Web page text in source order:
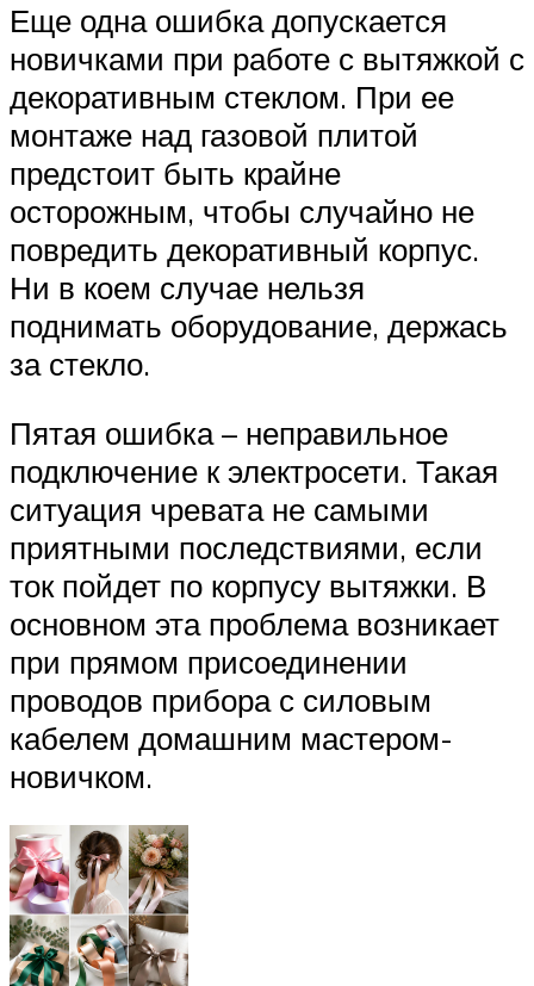
Еще одна ошибка допускается
новичками при работе с вытяжкой с
декоративным стеклом. При ее
монтаже над газовой плитой
предстоит быть крайне
осторожным, чтобы случайно не
повредить декоративный корпус.
Ни в коем случае нельзя
поднимать оборудование, держась
за стекло.
Пятая ошибка – неправильное
подключение к электросети. Такая
ситуация чревата не самыми
приятными последствиями, если
ток пойдет по корпусу вытяжки. В
основном эта проблема возникает
при прямом присоединении
проводов прибора с силовым
кабелем домашним мастером-
новичком.